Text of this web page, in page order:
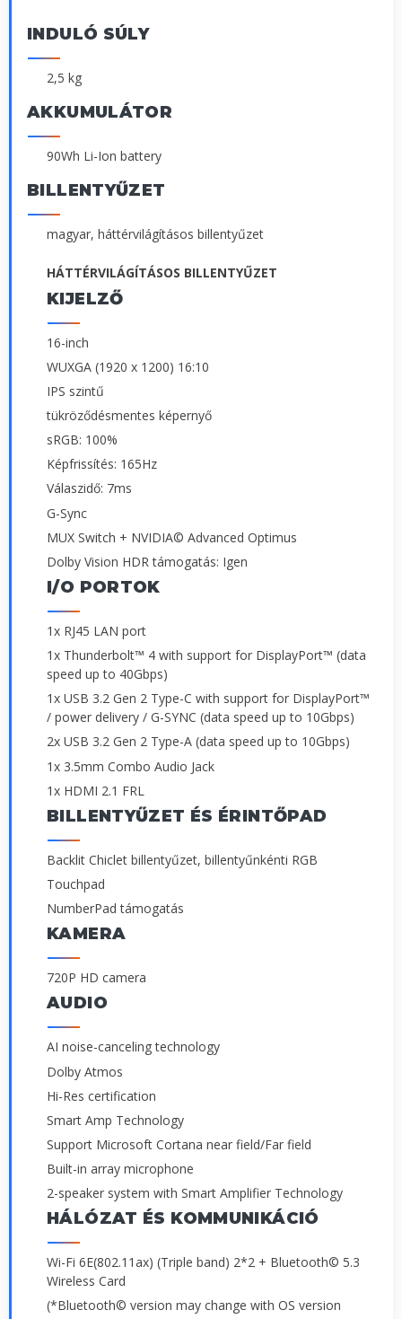
INDULÓ SÚLY
2,5 kg
AKKUMULÁTOR
90Wh Li-Ion battery
BILLENTYŰZET
magyar, háttérvilágításos billentyűzet
HÁTTÉRVILÁGÍTÁSOS BILLENTYŰZET
KIJELZŐ
16-inch
WUXGA (1920 x 1200) 16:10
IPS szintű
tükröződésmentes képernyő
sRGB: 100%
Képfrissítés: 165Hz
Válaszidő: 7ms
G-Sync
MUX Switch + NVIDIA© Advanced Optimus
Dolby Vision HDR támogatás: Igen
I/O PORTOK
1x RJ45 LAN port
1x Thunderbolt™ 4 with support for DisplayPort™ (data
speed up to 40Gbps)
1x USB 3.2 Gen 2 Type-C with support for DisplayPort™
/ power delivery / G-SYNC (data speed up to 10Gbps)
2x USB 3.2 Gen 2 Type-A (data speed up to 10Gbps)
1x 3.5mm Combo Audio Jack
1x HDMI 2.1 FRL
BILLENTYŰZET ÉS ÉRINTŐPAD
Backlit Chiclet billentyűzet, billentyűnkénti RGB
Touchpad
NumberPad támogatás
KAMERA
720P HD camera
AUDIO
AI noise-canceling technology
Dolby Atmos
Hi-Res certification
Smart Amp Technology
Support Microsoft Cortana near field/Far field
Built-in array microphone
2-speaker system with Smart Amplifier Technology
HÁLÓZAT ÉS KOMMUNIKÁCIÓ
Wi-Fi 6E(802.11ax) (Triple band) 2*2 + Bluetooth© 5.3
Wireless Card
(*Bluetooth© version may change with OS version